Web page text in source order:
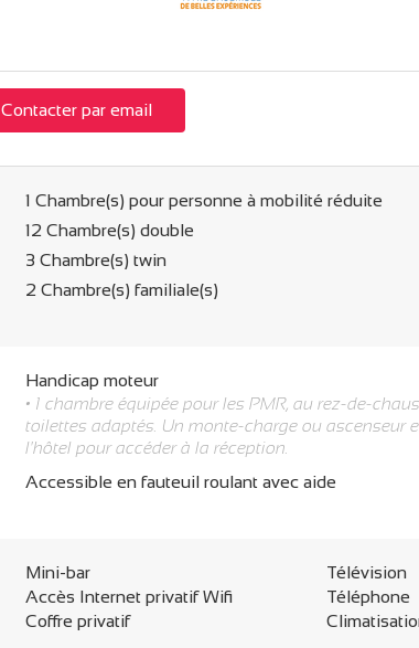
Contacter par email
1 Chambre(s) pour personne à mobilité réduite
12 Chambre(s) double
3 Chambre(s) twin
2 Chambre(s) familiale(s)
Handicap moteur
• 1 chambre équipée pour les PMR, au rez-de-
toilettes adaptés. Un monte-charge ou ascenseur
l'hôtel pour accéder à la réception.
Accessible en fauteuil roulant avec aide
Mini-bar
Accès Internet privatif Wifi
Coffre privatif
Télévision
Téléphone